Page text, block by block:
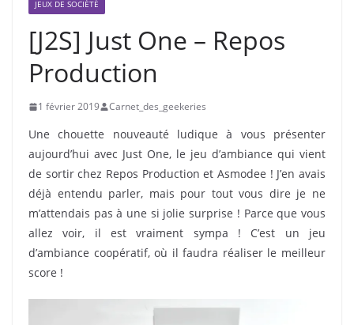
JEUX DE SOCIÉTÉ
[J2S] Just One – Repos
Production
1 février 2019 Carnet_des_geekeries
Une chouette nouveauté ludique à vous présenter
aujourd’hui avec Just One, le jeu d’ambiance qui vient
de sortir chez Repos Production et Asmodee ! J’en avais
déjà entendu parler, mais pour tout vous dire je ne
m’attendais pas à une si jolie surprise ! Parce que vous
allez voir, il est vraiment sympa ! C’est un jeu
d’ambiance coopératif, où il faudra réaliser le meilleur
score !